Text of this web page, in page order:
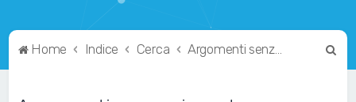
Home Indice Cerca Argomenti senza risposta